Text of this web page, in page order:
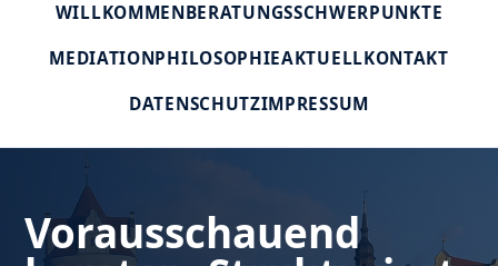
WILLKOMMENBERATUNGSSCHWERPUNKTE
MEDIATIONPHILOSOPHIEAKTUELLKONTAKT
DATENSCHUTZIMPRESSUM
Vorausschauend